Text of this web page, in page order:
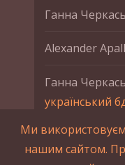
Ганна
Alexander
Ганна
український
Ганна
Ми
нашим сайтом.